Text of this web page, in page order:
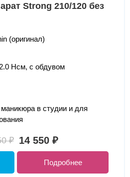
Strong 210/120 без
(оригинал)
Нсм, с обдувом
в студии и для
₽ 14 550 ₽
Подробнее